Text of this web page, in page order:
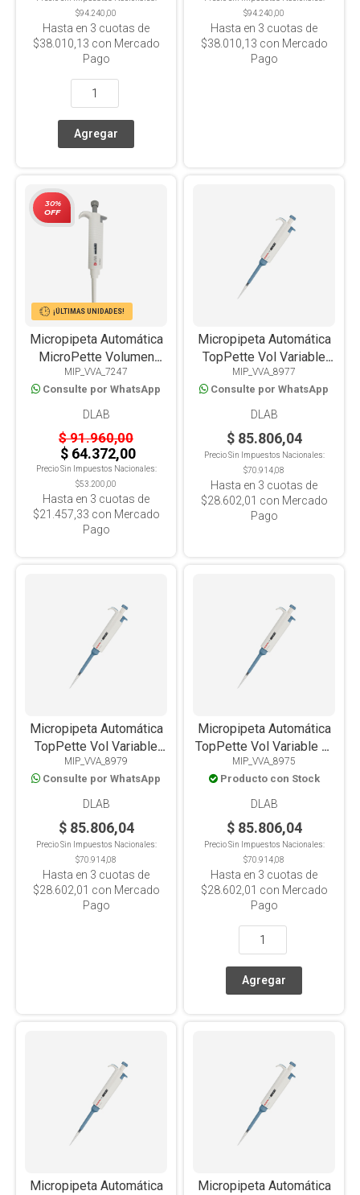
$94.240,00
Hasta en 3 cuotas de
$38.010,13 con Mercado
Pago
$94.240,00
Hasta en 3 cuotas de
$38.010,13 con Mercado
Pago
¡ÚLTIMAS UNIDADES!
30%
OFF
Micropipeta Automática
MicroPette Volumen
Variable 1000-5000ul
MIP_VVA_7247
Consulte por WhatsApp
DLAB
$ 91.960,00
$ 64.372,00
Precio Sin Impuestos Nacionales:
$53.200,00
Hasta en 3 cuotas de
$21.457,33 con Mercado
Pago
Micropipeta Automática
TopPette Vol Variable
10-100ul
MIP_VVA_8977
Consulte por WhatsApp
DLAB
$ 85.806,04
Precio Sin Impuestos Nacionales:
$70.914,08
Hasta en 3 cuotas de
$28.602,01 con Mercado
Pago
Micropipeta Automática
TopPette Vol Variable
100-1000ul
MIP_VVA_8979
Consulte por WhatsApp
DLAB
$ 85.806,04
Precio Sin Impuestos Nacionales:
$70.914,08
Hasta en 3 cuotas de
$28.602,01 con Mercado
Pago
Micropipeta Automática
TopPette Vol Variable 2-
20ul
MIP_VVA_8975
Producto con Stock
DLAB
$ 85.806,04
Precio Sin Impuestos Nacionales:
$70.914,08
Hasta en 3 cuotas de
$28.602,01 con Mercado
Pago
Micropipeta Automática
Micropipeta Automática